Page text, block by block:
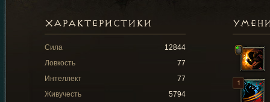
ХАРАКТЕРИСТИКИ
Сила
12844
Ловкость
77
Интеллект
77
Живучесть
5794